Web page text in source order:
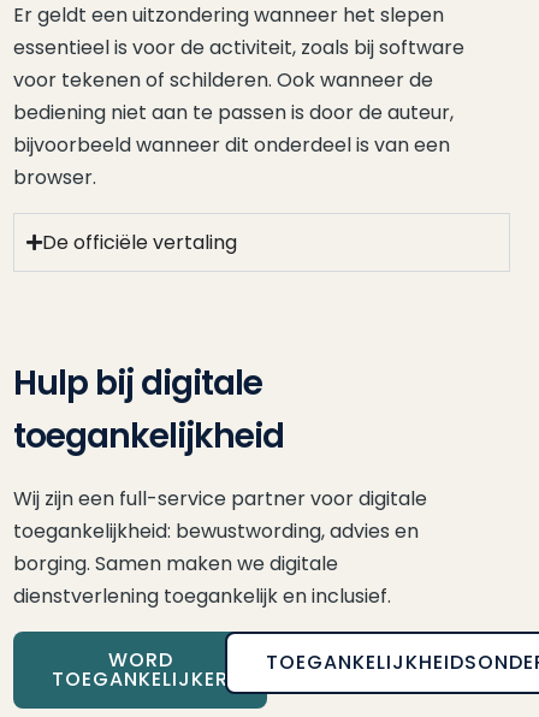
Er geldt een uitzondering wanneer het slepen
essentieel is voor de activiteit, zoals bij software
voor tekenen of schilderen. Ook wanneer de
bediening niet aan te passen is door de auteur,
bijvoorbeeld wanneer dit onderdeel is van een
browser.
De officiële vertaling
Hulp bij digitale
toegankelijkheid
Wij zijn een full-service partner voor digitale
toegankelijkheid: bewustwording, advies en
borging. Samen maken we digitale
dienstverlening toegankelijk en inclusief.
WORD
TOEGANKELIJKER